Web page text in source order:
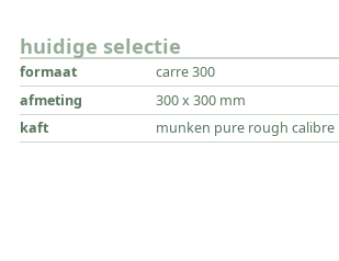
huidige selectie
formaat
carre 300
afmeting
300 x 300 mm
kaft
munken pure rough calibre